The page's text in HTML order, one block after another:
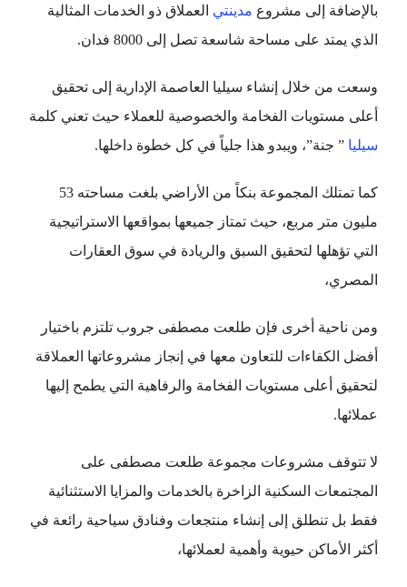
بالإضافة إلى مشروع مدينتي العملاق ذو الخدمات المثالية
الذي يمتد على مساحة شاسعة تصل إلى 8000 فدان.
وسعت من خلال إنشاء سيليا العاصمة الإدارية إلى تحقيق
أعلى مستويات الفخامة والخصوصية للعملاء حيث تعني كلمة
سيليا ” جنة”، ويبدو هذا جلياً في كل خطوة داخلها.
كما تمتلك المجموعة بنكاً من الأراضي بلغت مساحته 53
مليون متر مربع، حيث تمتاز جميعها بمواقعها الاستراتيجية
التي تؤهلها لتحقيق السبق والريادة في سوق العقارات
المصري،
ومن ناحية أخرى فإن طلعت مصطفى جروب تلتزم باختيار
أفضل الكفاءات للتعاون معها في إنجاز مشروعاتها العملاقة
لتحقيق أعلى مستويات الفخامة والرفاهية التي يطمح إليها
عملائها.
لا تتوقف مشروعات مجموعة طلعت مصطفى على
المجتمعات السكنية الزاخرة بالخدمات والمزايا الاستثنائية
فقط بل تنطلق إلى إنشاء منتجعات وفنادق سياحية رائعة في
أكثر الأماكن حيوية وأهمية لعملائها،